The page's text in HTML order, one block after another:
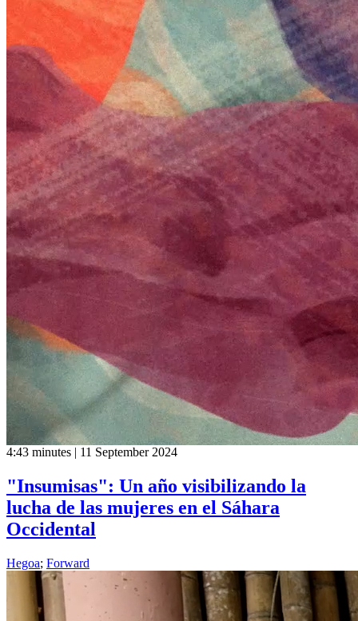
4:43 minutes | 11 September 2024
"Insumisas": Un año visibilizando la
lucha de las mujeres en el Sáhara
Occidental
Hegoa; Forward